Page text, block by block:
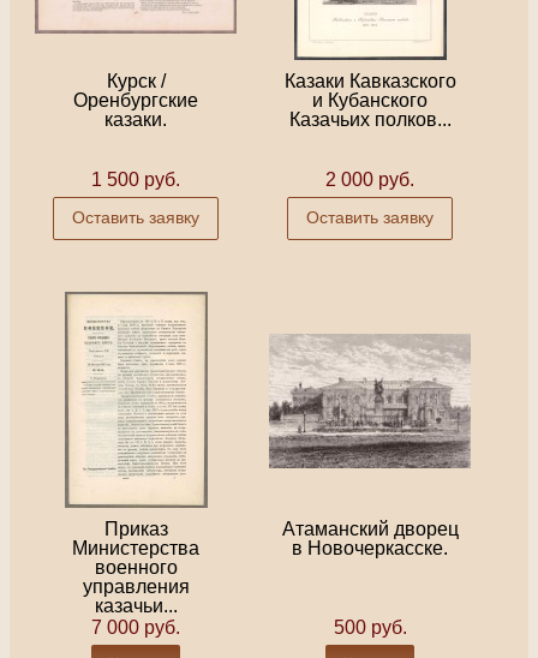
Курск /
Оренбургские
казаки.
1 500 руб.
Оставить заявку
Казаки Кавказского
и Кубанского
Казачьих полков...
2 000 руб.
Оставить заявку
Приказ
Министерства
военного
управления
казачьи...
7 000 руб.
Атаманский дворец
в Новочеркасске.
500 руб.